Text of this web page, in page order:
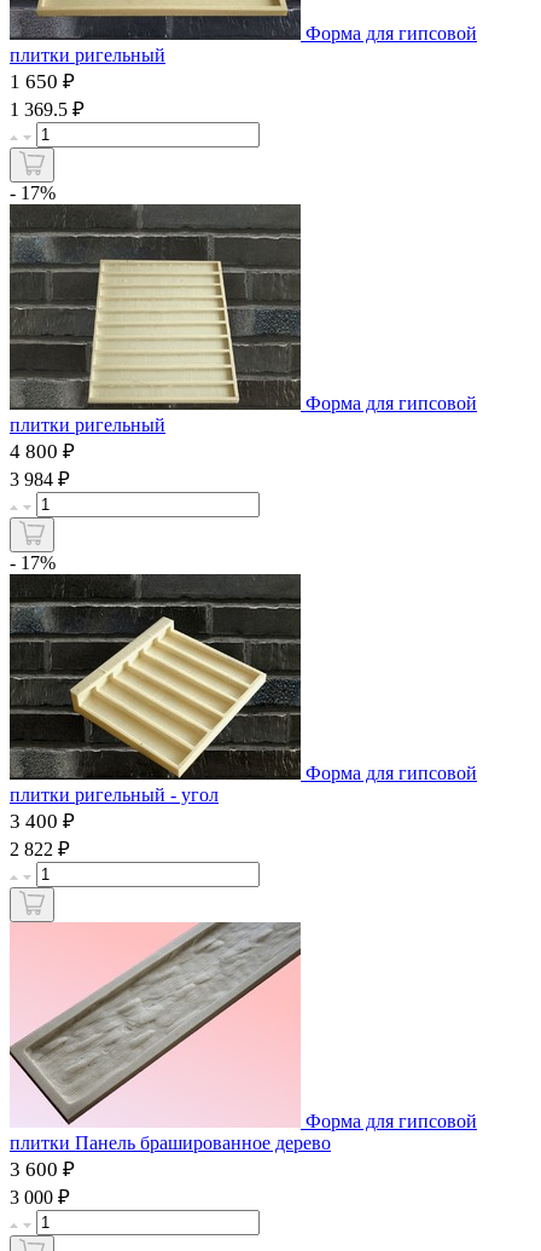
Форма для гипсовой
плитки ригельный
1 650 ₽
1 369.5 ₽
- 17%
Форма для гипсовой
плитки ригельный
4 800 ₽
3 984 ₽
- 17%
Форма для гипсовой
плитки ригельный - угол
3 400 ₽
2 822 ₽
Форма для гипсовой
плитки Панель брашированное дерево
3 600 ₽
3 000 ₽